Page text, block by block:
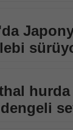
hurda